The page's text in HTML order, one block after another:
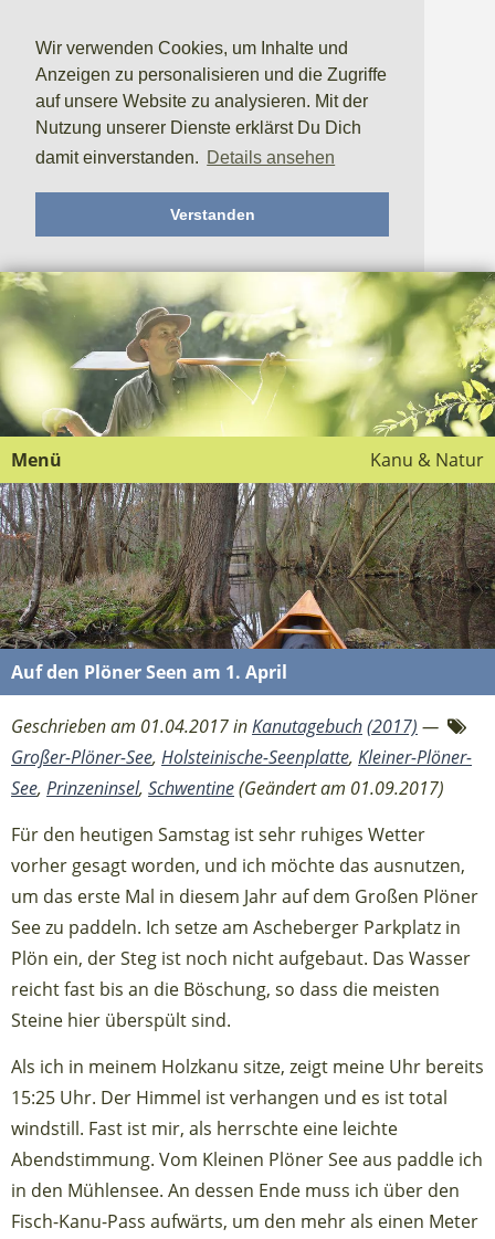
Wir verwenden Cookies, um Inhalte und
Anzeigen zu personalisieren und die Zugriffe
auf unsere Website zu analysieren. Mit der
Nutzung unserer Dienste erklärst Du Dich
damit einverstanden. Details ansehen
Verstanden
Kanu & Natur
Menü
Auf den Plöner Seen am 1. April
Geschrieben am 01.04.2017 inKanutagebuch(2017) —
Großer-Plöner-See, Holsteinische-Seenplatte, Kleiner-Plöner-
See, Prinzeninsel, Schwentine(Geändert am 01.09.2017)
Für den heutigen Samstag ist sehr ruhiges Wetter
vorher gesagt worden, und ich möchte das ausnutzen,
um das erste Mal in diesem Jahr auf dem Großen Plöner
See zu paddeln. Ich setze am Ascheberger Parkplatz in
Plön ein, der Steg ist noch nicht aufgebaut. Das Wasser
reicht fast bis an die Böschung, so dass die meisten
Steine hier überspült sind.
Als ich in meinem Holzkanu sitze, zeigt meine Uhr bereits
15:25 Uhr. Der Himmel ist verhangen und es ist total
windstill. Fast ist mir, als herrschte eine leichte
Abendstimmung. Vom Kleinen Plöner See aus paddle ich
in den Mühlensee. An dessen Ende muss ich über den
Fisch-Kanu-Pass aufwärts, um den mehr als einen Meter